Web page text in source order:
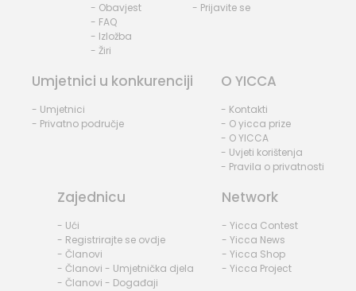
- Obavjest
- FAQ
- Izložba
- Žiri
- Prijavite se
Umjetnici u konkurenciji
- Umjetnici
- Privatno područje
O YICCA
- Kontakti
- O yicca prize
- O YICCA
- Uvjeti korištenja
- Pravila o privatnosti
Zajednicu
- Ući
- Registrirajte se ovdje
- Članovi
- Članovi - Umjetnička djela
- Članovi - Događaji
Network
- Yicca Contest
- Yicca News
- Yicca Shop
- Yicca Project